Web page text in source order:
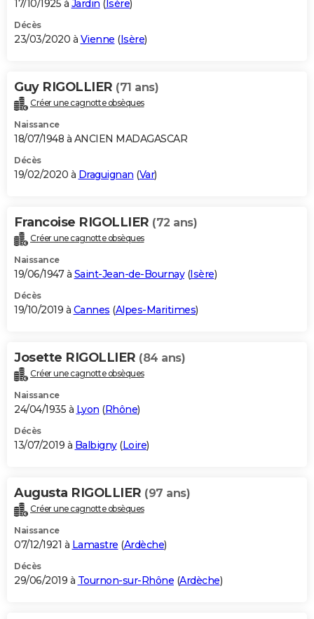
17/10/1925 à Jardin ( Isère)
Décès
23/03/2020 à Vienne (Isère)
Guy RIGOLLIER (71 ans)
Créer une cagnotte obsèques
Naissance
18/07/1948 à ANCIEN MADAGASCAR
Décès
19/02/2020 à Draguignan (Var)
Francoise RIGOLLIER (72 ans)
Créer une cagnotte obsèques
Naissance
19/06/1947 à Saint-Jean-de-Bournay(Isère)
Décès
19/10/2019 à Cannes (Alpes-Maritimes)
Josette RIGOLLIER (84 ans)
Créer une cagnotte obsèques
Naissance
24/04/1935 à Lyon (Rhône)
Décès
13/07/2019 à Balbigny(Loire)
Augusta RIGOLLIER (97 ans)
Créer une cagnotte obsèques
Naissance
07/12/1921 à Lamastre (Ardèche)
Décès
29/06/2019 à Tournon-sur-Rhône (Ardèche)